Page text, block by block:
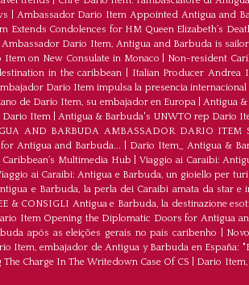
Ambassador Dario Item Appointed Antigua and
Condolences for HM Queen Elizabeth’s
Ambassador Dario Item, Antigua and Barbuda is
on New Consulate in Monaco
Non-resident
in the caribbean
Italian Producer Andrea
Darío Item impulsa la presencia
de Darío Item, su embajador en Europa|Antigua
Dario Item |Antigua & Barbuda's UNWTO rep Dario
AND BARBUDA AMBASSADOR DARIO ITEM
Antigua and Barbuda... Dario Item_ Antigua &
Multimedia Hub |Viaggio ai Caraibi:
ai Caraibi: Antigua e Barbuda, un gioiello per
e Barbuda, la perla dei Caraibi amata da star
& CONSIGLI Antigua e Barbuda, la destinazione
Item Opening the Diplomatic Doors for Antigua
após as eleições gerais no país caribenho
Item, embajador de Antigua y Barbuda en España:
Charge In The Writedown Case Of CS
Dario